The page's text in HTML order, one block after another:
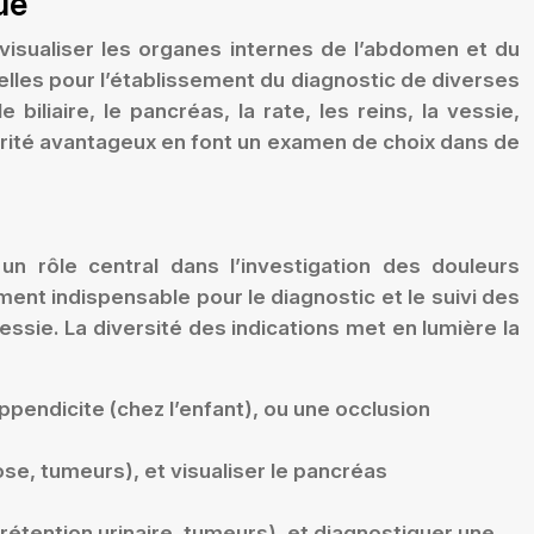
les organes internes de l’abdomen et du
pour l’établissement du diagnostic de diverses
biliaire, le pancréas, la rate, les reins, la vessie,
avantageux en font un examen de choix dans de
rôle central dans l’investigation des douleurs
indispensable pour le diagnostic et le suivi des
La diversité des indications met en lumière la
(chez l’enfant), ou une occlusion
tumeurs), et visualiser le pancréas